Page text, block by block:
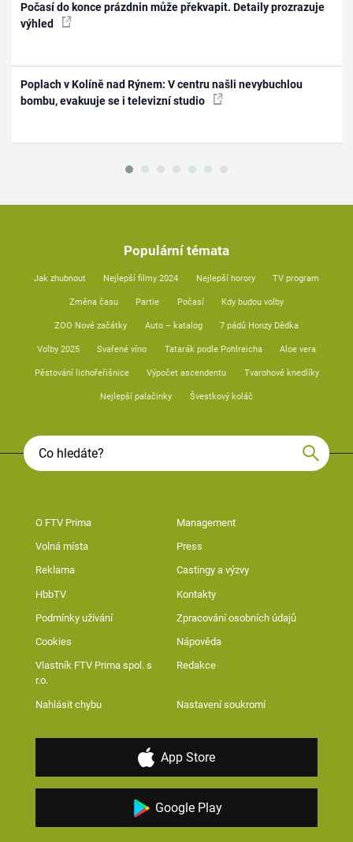
Počasí do konce prázdnin může překvapit. Detaily prozrazuje
výhled
Poplach v Kolíně nad Rýnem: V centru našli nevybuchlou
bombu, evakuuje se i televizní studio
Populární témata
Jak zhubnout Nejlepší filmy 2024 Nejlepší horory TV program
Změna času Partie Počasí Kdy budou volby
ZOO Nové začátky Auto – katalog 7 pádů Honzy Dědka
Volby 2025 Svařené víno Tatarák podle Pohlreicha Aloe vera
Pěstování lichořeřišnice Výpočet ascendentu Tvarohové knedlíky
Nejlepší palačinky Švestkový koláč
O FTV Prima Management
Volná místa Press
Reklama Castingy a výzvy
HbbTV Kontakty
Podmínky užívání Zpracování osobních údajů
Cookies Nápověda
Vlastník FTV Prima spol. s
r.o.
Redakce
Nahlásit chybu Nastavení soukromí
App Store
Google Play